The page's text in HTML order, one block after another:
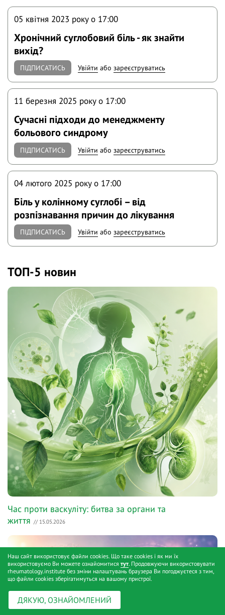
05 квітня 2023 року o 17:00
Хронічний суглобовий біль - як знайти
вихід?
ПІДПИСАТИСЬ Увійти абозареєструватись
11 березня 2025 року o 17:00
Сучасні підходи до менеджменту
больового синдрому
ПІДПИСАТИСЬ Увійти абозареєструватись
04 лютого 2025 року o 17:00
Біль у колінному суглобі – від
розпізнавання причин до лікування
ПІДПИСАТИСЬ Увійти абозареєструватись
ТОП-5 новин
Час проти васкуліту: битва за органи та
життя // 15.05.2026
Наш сайт використовує файли cookies. Що таке cookies і як ми їх
використовуємо Ви можете ознайомитися тут. Продовжуючи використовувати
rheumatology.institute без зміни налаштувань браузера Ви погоджуєтеся з тим,
що файли cookies зберігатимуться на вашому пристрої.
ДЯКУЮ, ОЗНАЙОМЛЕНИЙ